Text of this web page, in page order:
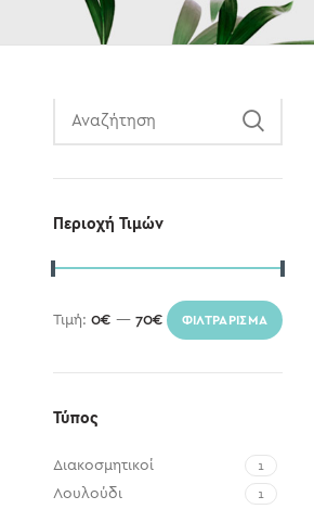
Περιοχή Τιμών
ΦΙΛΤΡΆΡΙΣΜΑ
Τιμή: 0€ — 70€
Τύπος
Διακοσμητικοί 1
Λουλούδι 1